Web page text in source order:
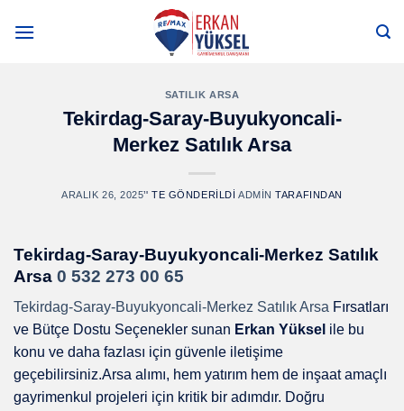
SATILIK ARSA
Tekirdag-Saray-Buyukyoncali-
Merkez Satılık Arsa
ARALIK 26, 2025’' TE GÖNDERILDI ADMIN TARAFINDAN
Tekirdag-Saray-Buyukyoncali-Merkez Satılık
Arsa 0 532 273 00 65
Tekirdag-Saray-Buyukyoncali-Merkez Satılık Arsa Fırsatları
ve Bütçe Dostu Seçenekler sunan Erkan Yüksel ile bu
konu ve daha fazlası için güvenle iletişime
geçebilirsiniz.Arsa alımı, hem yatırım hem de inşaat amaçlı
gayrimenkul projeleri için kritik bir adımdır. Doğru